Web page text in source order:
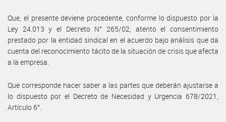
Que, el presente deviene procedente, conforme lo dispuesto por la
Ley 24.013 y el Decreto N° 265/02, atento el consentimiento
prestado por la entidad sindical en el acuerdo bajo análisis que da
cuenta del reconocimiento tácito de la situación de crisis que afecta
a la empresa.
Que corresponde hacer saber a las partes que deberán ajustarse a
lo dispuesto por el Decreto de Necesidad y Urgencia 678/2021,
Artículo 6°.